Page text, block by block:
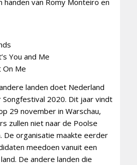
handen van Romy Monteiro en
You and Me
On Me
landen doet Nederland
Songfestival 2020. Dit jaar vindt
29 november in Warschau,
zullen niet naar de Poolse
De organisatie maakte eerder
meedoen vanuit een
De andere landen die